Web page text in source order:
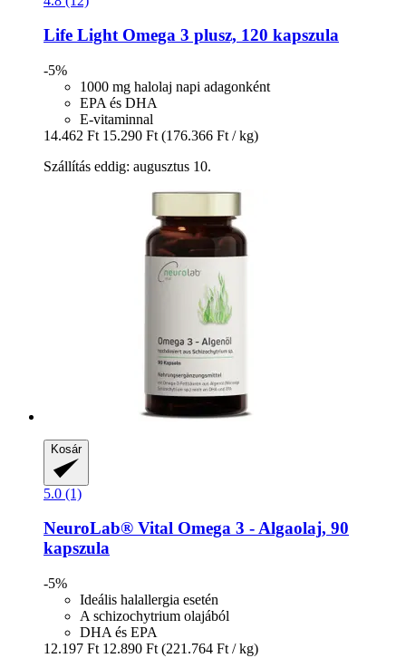
Life LightOmega 3 plusz, 120 kapszula
-5%
1000 mg halolaj napi adagonként
EPA és DHA
E-vitaminnal
14.462 Ft 15.290 Ft (176.366 Ft / kg)
Szállítás eddig: augusztus 10.
Kosár
5.0 (1)
NeuroLab® Vital Omega 3 -​ Algaolaj, 90
kapszula
-5%
Ideális halallergia esetén
A schizochytrium olajából
DHA és EPA
12.197 Ft 12.890 Ft (221.764 Ft / kg)